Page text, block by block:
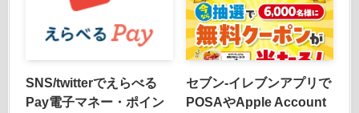
SNS/twitterでえらべる
Pay電子マネー・ポイン
セブン-イレブンアプリで
POSAやApple Account